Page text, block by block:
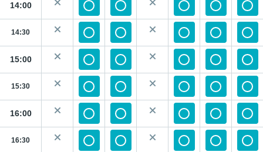
14:00
14:30
15:00
15:30
16:00
16:30